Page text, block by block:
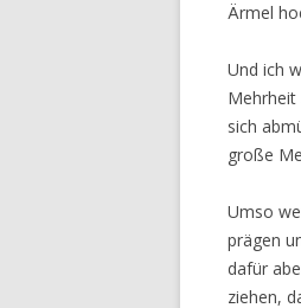
Ärmel
Und ich
Mehrheit
sich
große
Umso
prägen
dafür
ziehen,